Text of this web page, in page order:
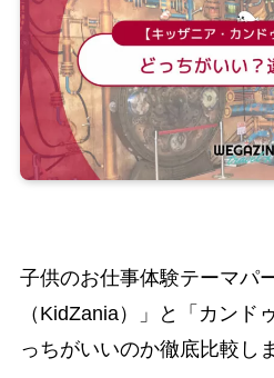
子供のお仕事体験テーマパ
（KidZania）」と「カンド
っちがいいのか徹底比較し